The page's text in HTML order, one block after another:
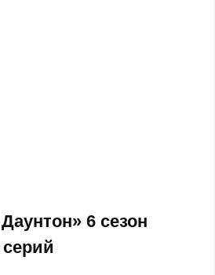
6 сезон